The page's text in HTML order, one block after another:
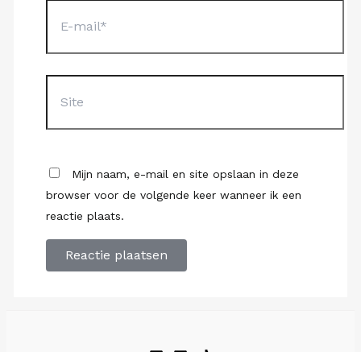
mail*
Mijn naam, e-mail en site opslaan in deze
browser voor de volgende keer wanneer ik een
reactie plaats.